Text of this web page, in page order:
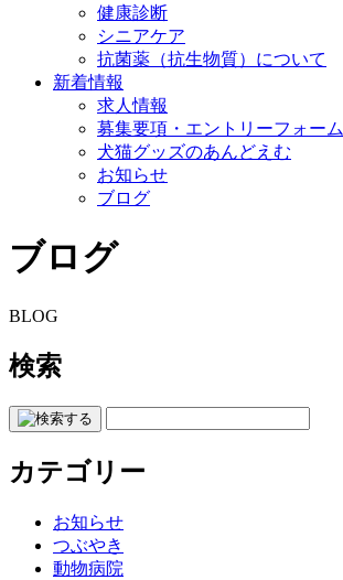
健康診断
シニアケア
抗菌薬（抗生物質）について
新着情報
求人情報
募集要項・エントリーフォーム
犬猫グッズのあんどえむ
お知らせ
ブログ
ブログ
BLOG
検索
カテゴリー
お知らせ
つぶやき
動物病院